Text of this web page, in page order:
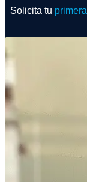
Solicita tu primera